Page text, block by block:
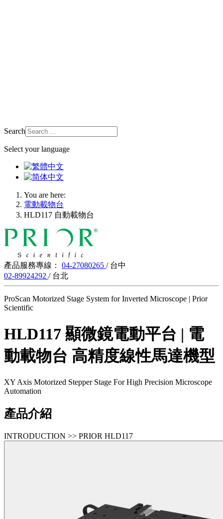
Search
Select your language
You are here:
電動載物台
HLD117 自動載物台
產品服務專線： 04-27080265 / 台中
02-89924292 / 台北
ProScan Motorized Stage System for Inverted Microscope | Prior
Scientific
HLD117 顯微鏡電動平台 | 電
動載物台 高精度線性馬達機型
XY Axis Motorized Stepper Stage For High Precision Microscope
Automation
產品介紹
INTRODUCTION >> PRIOR HLD117